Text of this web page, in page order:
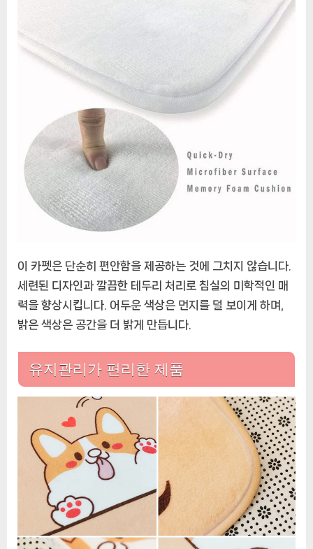
이 카펫은 단순히 편안함을 제공하는 것에 그치지 않습니다.
세련된 디자인과 깔끔한 테두리 처리로 침실의 미학적인 매
력을 향상시킵니다. 어두운 색상은 먼지를 덜 보이게 하며,
밝은 색상은 공간을 더 밝게 만듭니다.
유지관리가 편리한 제품